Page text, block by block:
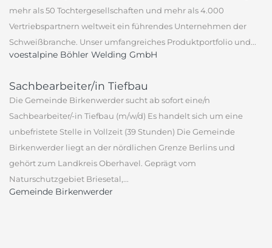
mehr als 50 Tochtergesellschaften und mehr als 4.000
Vertriebspartnern weltweit ein führendes Unternehmen der
Schweißbranche. Unser umfangreiches Produktportfolio und...
voestalpine Böhler Welding GmbH
Sachbearbeiter/in Tiefbau
Die Gemeinde Birkenwerder sucht ab sofort eine/n
Sachbearbeiter/-in Tiefbau (m/w/d) Es handelt sich um eine
unbefristete Stelle in Vollzeit (39 Stunden) Die Gemeinde
Birkenwerder liegt an der nördlichen Grenze Berlins und
gehört zum Landkreis Oberhavel. Geprägt vom
Naturschutzgebiet Briesetal,...
Gemeinde Birkenwerder